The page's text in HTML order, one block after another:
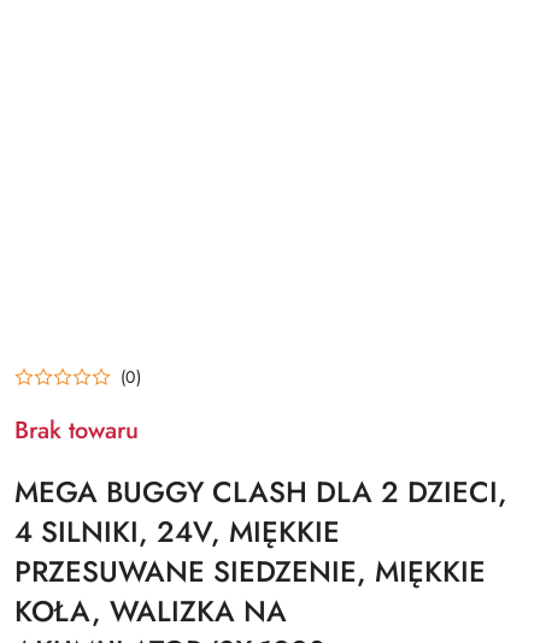
(0)
Brak towaru
MEGA BUGGY CLASH DLA 2 DZIECI,
4 SILNIKI, 24V, MIĘKKIE
PRZESUWANE SIEDZENIE, MIĘKKIE
KOŁA, WALIZKA NA